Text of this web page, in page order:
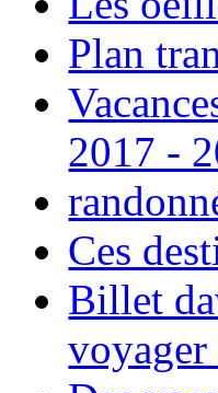
Plan
2017 -
Ces
Billet